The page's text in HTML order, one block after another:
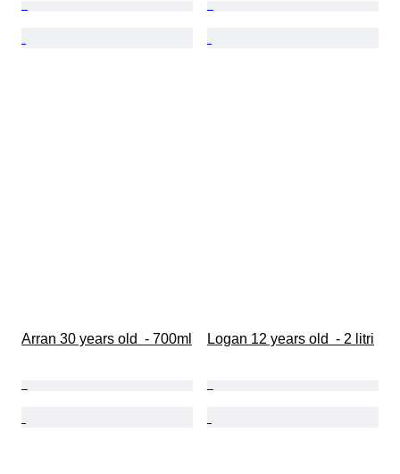
Arran 30 years old  - 700ml Logan 12 years old  - 2 litri